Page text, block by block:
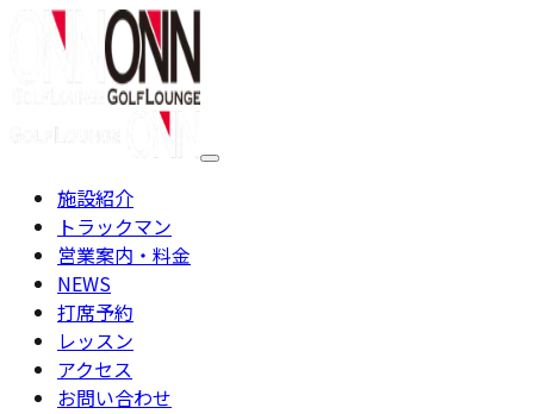
施設紹介
トラックマン
営業案内・料金
NEWS
打席予約
レッスン
アクセス
お問い合わせ